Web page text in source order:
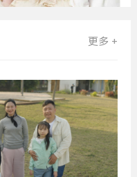
更多 +